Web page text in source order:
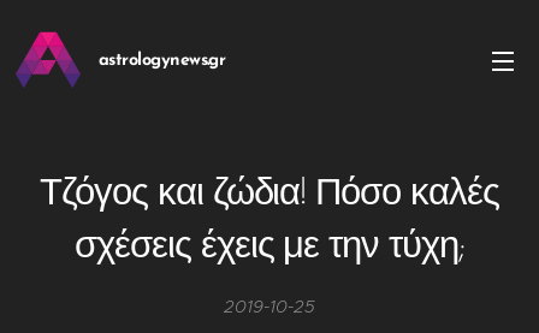
astrologynews.gr
Τζόγος και ζώδια! Πόσο καλές
σχέσεις έχεις με την τύχη;
2019-10-25